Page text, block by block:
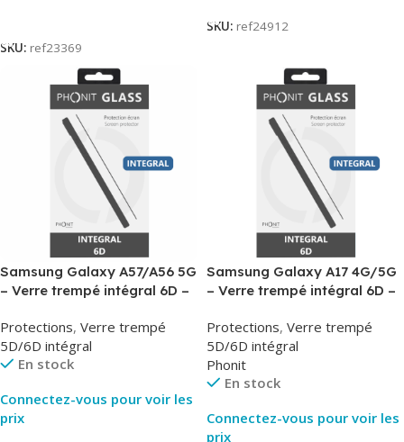
SKU: ref23369
SKU: ref24912
Samsung Galaxy A57/A56 5G
– Verre trempé intégral 6D –
Protections, Verre trempé
5D/6D intégral
En stock
Connectez-vous pour voir les
prix
Samsung Galaxy A17 4G/5G
– Verre trempé intégral 6D –
Protections, Verre trempé
5D/6D intégral
Phonit
En stock
Connectez-vous pour voir les
prix